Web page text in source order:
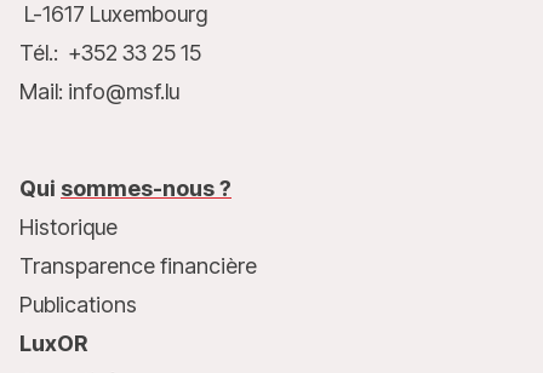
L-1617 Luxembourg
Tél.: +352 33 25 15
Mail: info@msf.lu
Qui sommes-nous ?
Historique
Transparence financière
Publications
LuxOR